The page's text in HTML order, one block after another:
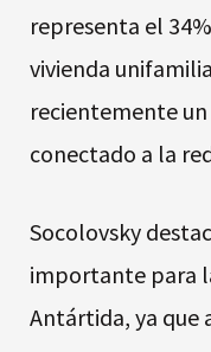
representa el
vivienda
recientemente
conectado a la
Socolovsky
importante para
Antártida, ya que